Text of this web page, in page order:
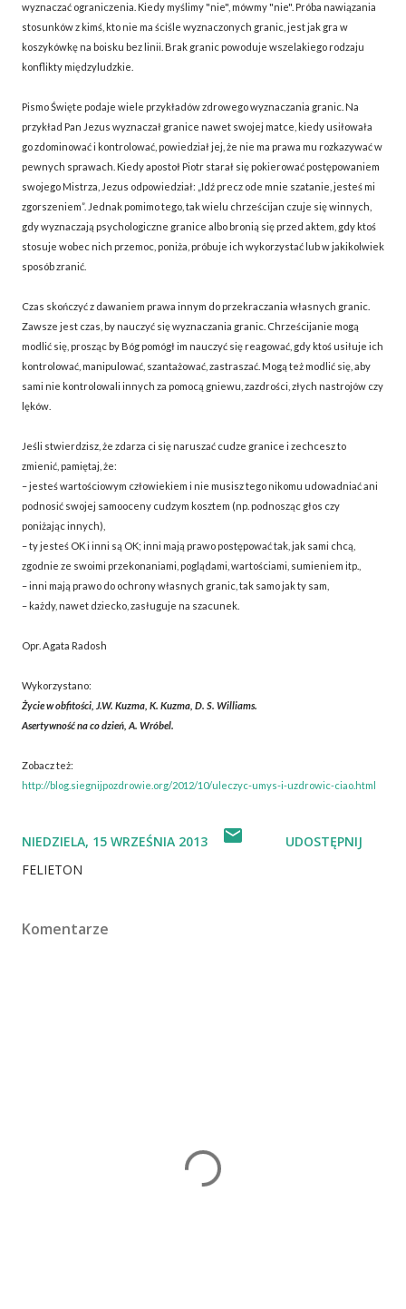
wyznaczać ograniczenia. Kiedy myślimy "nie", mówmy "nie". Próba nawiązania
stosunków z kimś, kto nie ma ściśle wyznaczonych granic, jest jak gra w
koszykówkę na boisku bez linii. Brak granic powoduje wszelakiego rodzaju
konflikty międzyludzkie.
Pismo Święte podaje wiele przykładów zdrowego wyznaczania granic. Na
przykład Pan Jezus wyznaczał granice nawet swojej matce, kiedy usiłowała
go zdominować i kontrolować, powiedział jej, że nie ma prawa mu rozkazywać w
pewnych sprawach. Kiedy apostoł Piotr starał się pokierować postępowaniem
swojego Mistrza, Jezus odpowiedział: „Idź precz ode mnie szatanie, jesteś mi
zgorszeniem”. Jednak pomimo tego, tak wielu chrześcijan czuje się winnych,
gdy wyznaczają psychologiczne granice albo bronią się przed aktem, gdy ktoś
stosuje wobec nich przemoc, poniża, próbuje ich wykorzystać lub w jakikolwiek
sposób zranić.
Czas skończyć z dawaniem prawa innym do przekraczania własnych granic.
Zawsze jest czas, by nauczyć się wyznaczania granic. Chrześcijanie mogą
modlić się, prosząc by Bóg pomógł im nauczyć się reagować, gdy ktoś usiłuje ich
kontrolować, manipulować, szantażować, zastraszać. Mogą też modlić się, aby
sami nie kontrolowali innych za pomocą gniewu, zazdrości, złych nastrojów czy
lęków.
Jeśli stwierdzisz, że zdarza ci się naruszać cudze granice i zechcesz to
zmienić, pamiętaj, że:
– jesteś wartościowym człowiekiem i nie musisz tego nikomu udowadniać ani
podnosić swojej samooceny cudzym kosztem (np. podnosząc głos czy
poniżając innych),
– ty jesteś OK i inni są OK; inni mają prawo postępować tak, jak sami chcą,
zgodnie ze swoimi przekonaniami, poglądami, wartościami, sumieniem itp.,
– inni mają prawo do ochrony własnych granic, tak samo jak ty sam,
– każdy, nawet dziecko, zasługuje na szacunek.
Opr. Agata Radosh
Wykorzystano:
Życie w obfitości, J.W. Kuzma, K. Kuzma, D. S. Williams.
Asertywność na co dzień, A. Wróbel.
Zobacz też:
http://blog.siegnijpozdrowie.org/2012/10/uleczyc-umys-i-uzdrowic-ciao.html
NIEDZIELA, 15 WRZEŚNIA 2013
FELIETON
UDOSTĘPNIJ
Komentarze